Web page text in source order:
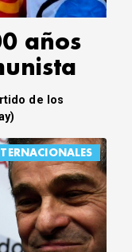
años
de los